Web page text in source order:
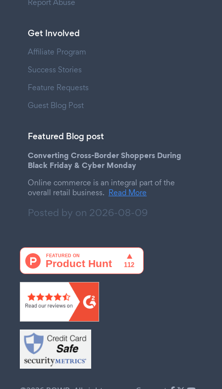
Report Abuse
Get Involved
Affiliate Program
Success Stories
Feature Requests
Guest Blog Post
Featured Blog post
Converting Cross-Border Shoppers During
Black Friday & Cyber Monday
Online commerce is an integral part of the
overall retail business. Read More
Posted by on 2026-08-09